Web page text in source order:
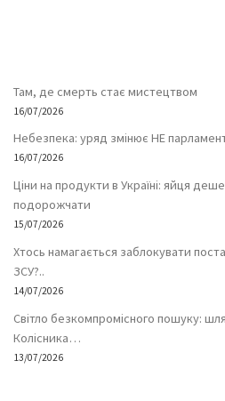
Там, де смерть стає мистецтвом
16/07/2026
Небезпека: уряд змінює НЕ
16/07/2026
Ціни на продукти в Україні: яйця
подорожчати
15/07/2026
Хтось намагається заблокувати
ЗСУ?..
14/07/2026
Світло безкомпромісного пошуку:
Колісника…
13/07/2026